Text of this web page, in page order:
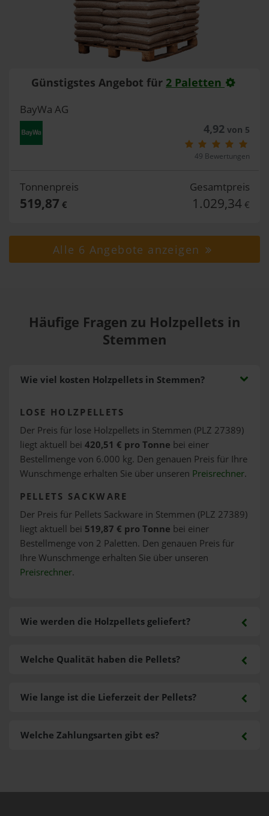
Günstigstes Angebot für 2 Paletten
BayWa AG
4,92von 5
49 Bewertungen
Tonnenpreis
519,87 €
Gesamtpreis
1.029,34 €
Alle 6 Angebote anzeigen
Häufige Fragen zu Holzpellets in
Stemmen
Wie viel kosten Holzpellets in Stemmen?
LOSE HOLZPELLETS
Der Preis für lose Holzpellets in Stemmen (PLZ 27389)
liegt aktuell bei 420,51 € pro Tonne bei einer
Bestellmenge von 6.000 kg. Den genauen Preis für Ihre
Wunschmenge erhalten Sie über unseren Preisrechner.
PELLETS SACKWARE
Der Preis für Pellets Sackware in Stemmen (PLZ 27389)
liegt aktuell bei 519,87 € pro Tonne bei einer
Bestellmenge von 2 Paletten. Den genauen Preis für
Ihre Wunschmenge erhalten Sie über unseren
Preisrechner.
Wie werden die Holzpellets geliefert?
Welche Zahlungsarten gibt es?
Welche Qualität haben die Pellets?
Wie lange ist die Lieferzeit der Pellets?